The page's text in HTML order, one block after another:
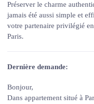
Préserver le charme
jamais été aussi simple et
votre partenaire privilégié
Paris.
Dernière demande:
Bonjour,
Dans appartement situé à